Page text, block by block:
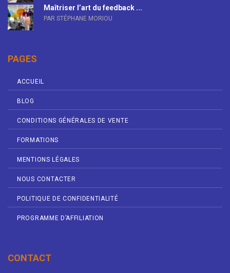
Maîtriser l’art du feedback ...
PAR STÉPHANE MORIOU
PAGES
ACCUEIL
BLOG
CONDITIONS GÉNÉRALES DE VENTE
FORMATIONS
MENTIONS LÉGALES
NOUS CONTACTER
POLITIQUE DE CONFIDENTIALITÉ
PROGRAMME D’AFFILIATION
CONTACT